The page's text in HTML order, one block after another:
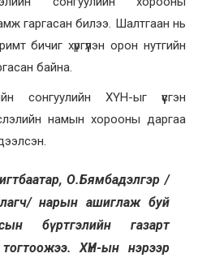
гаргасан билээ. Шалтгаан нь
бичиг хүргүүлэн орон нутгийн
байна.
сонгуулийн ХҮН-ыг үүсгэн
намын хорооны даргаа
О.Бямбадэлгэр /
нарын ашиглаж буй
бүртгэлийн газарт
ХҮН-ын нэрээр